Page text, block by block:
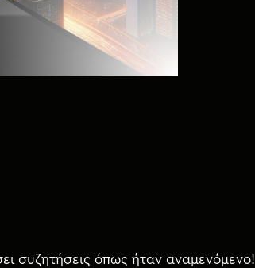
συζητήσεις όπως ήταν αναμενόμενο!